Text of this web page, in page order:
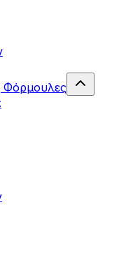
Φόρμουλες